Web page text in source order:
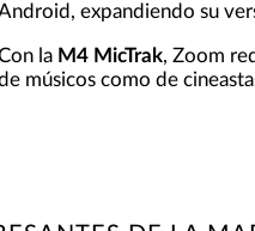
expandiendo su
la M4 MicTrak, Zoom
músicos como de